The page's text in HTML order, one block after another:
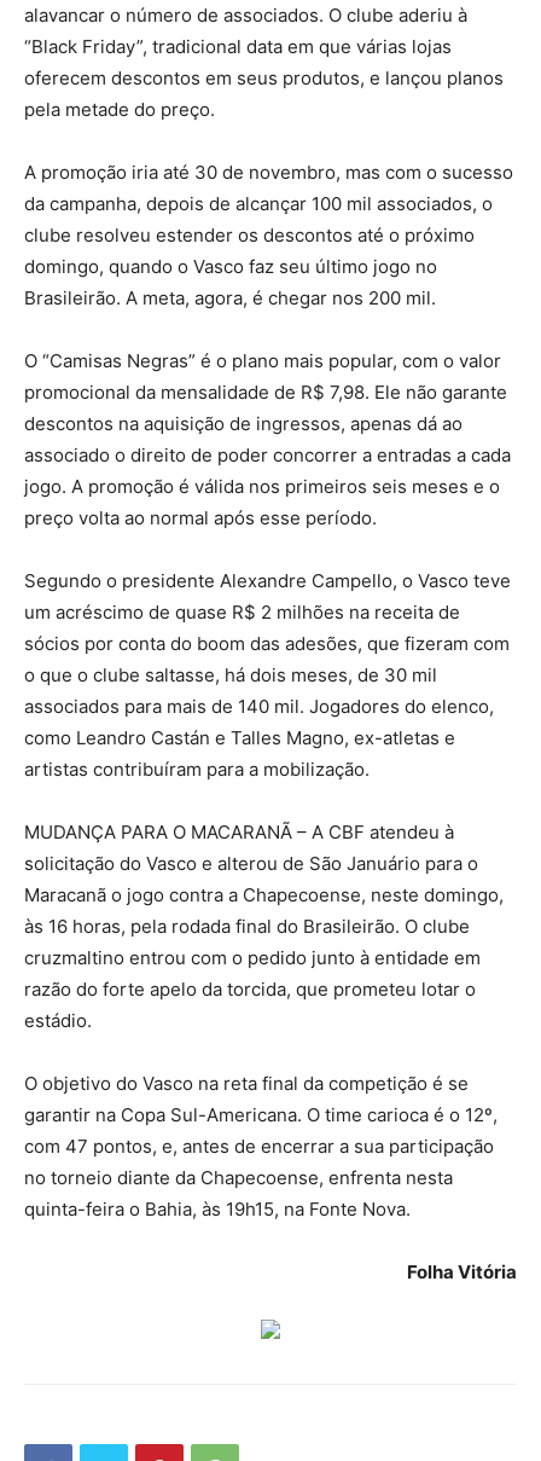
alavancar o número de associados. O clube aderiu à
“Black Friday”, tradicional data em que várias lojas
oferecem descontos em seus produtos, e lançou planos
pela metade do preço.
A promoção iria até 30 de novembro, mas com o sucesso
da campanha, depois de alcançar 100 mil associados, o
clube resolveu estender os descontos até o próximo
domingo, quando o Vasco faz seu último jogo no
Brasileirão. A meta, agora, é chegar nos 200 mil.
O “Camisas Negras” é o plano mais popular, com o valor
promocional da mensalidade de R$ 7,98. Ele não garante
descontos na aquisição de ingressos, apenas dá ao
associado o direito de poder concorrer a entradas a cada
jogo. A promoção é válida nos primeiros seis meses e o
preço volta ao normal após esse período.
Segundo o presidente Alexandre Campello, o Vasco teve
um acréscimo de quase R$ 2 milhões na receita de
sócios por conta do boom das adesões, que fizeram com
o que o clube saltasse, há dois meses, de 30 mil
associados para mais de 140 mil. Jogadores do elenco,
como Leandro Castán e Talles Magno, ex-atletas e
artistas contribuíram para a mobilização.
MUDANÇA PARA O MACARANÃ – A CBF atendeu à
solicitação do Vasco e alterou de São Januário para o
Maracanã o jogo contra a Chapecoense, neste domingo,
às 16 horas, pela rodada final do Brasileirão. O clube
cruzmaltino entrou com o pedido junto à entidade em
razão do forte apelo da torcida, que prometeu lotar o
estádio.
O objetivo do Vasco na reta final da competição é se
garantir na Copa Sul-Americana. O time carioca é o 12º,
com 47 pontos, e, antes de encerrar a sua participação
no torneio diante da Chapecoense, enfrenta nesta
quinta-feira o Bahia, às 19h15, na Fonte Nova.
Folha Vitória